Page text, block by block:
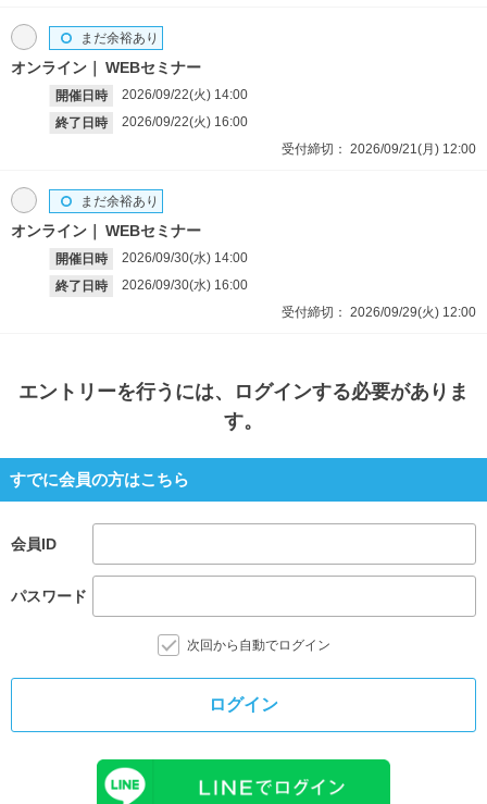
オンライン WEBセミナー
開催日時 2026/09/22(火) 14:00
終了日時
2026/09/22(火) 16:00
まだ余裕あり
受付締切： 2026/09/21(月) 12:00
オンライン WEBセミナー
開催日時 2026/09/30(水) 14:00
終了日時
2026/09/30(水) 16:00
まだ余裕あり
受付締切： 2026/09/29(火) 12:00
エントリーを行うには、ログインする必要がありま
す。
すでに会員の方はこちら
会員ID
パスワード
次回から自動でログイン
ログイン